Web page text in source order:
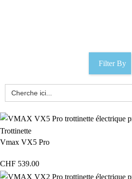
Filter By
Trottinette
Vmax VX5 Pro
CHF 539.00